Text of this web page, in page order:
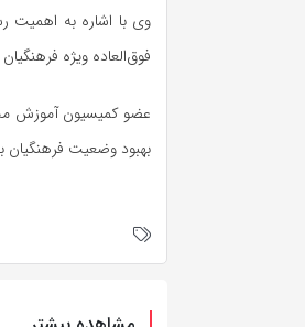
وی با اشاره به اهمیت
فوق‌العاده ویژه
عضو کمیسیون آموزش
بهبود وضعیت فرهنگیان